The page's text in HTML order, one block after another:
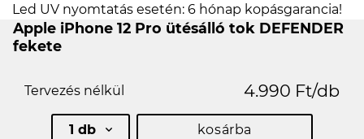
Led UV nyomtatás esetén: 6 hónap kopásgarancia!
Apple iPhone 12 Pro ütésálló tok DEFENDER
fekete
Tervezés nélkül 4.990 Ft/db
1 db kosárba